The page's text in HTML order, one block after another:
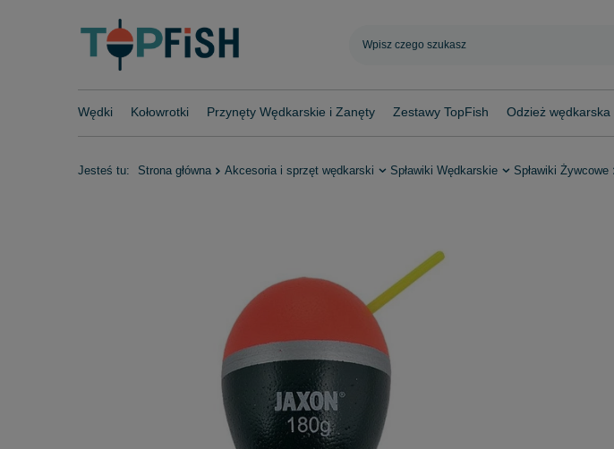
Wędki Kołowrotki Przynęty Wędkarskie i Zanęty Zestawy TopFish Odzież wędkarska
Jesteś tu: Strona główna Akcesoria i sprzęt wędkarski Spławiki Wędkarskie Spławiki Żywcowe